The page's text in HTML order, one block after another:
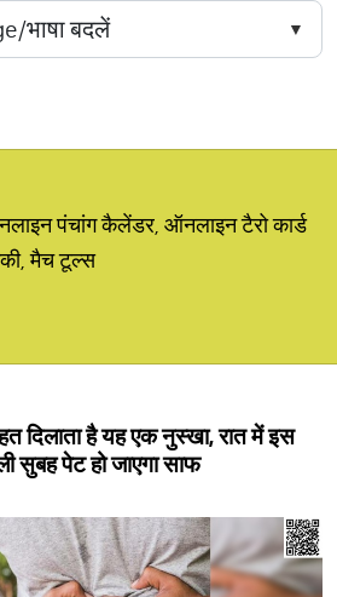
पंचांग कैलेंडर, ऑनलाइन टैरो कार्ड
मैच टूल्स
दिलाता है यह एक नुस्खा, रात में इस
सुबह पेट हो जाएगा साफ